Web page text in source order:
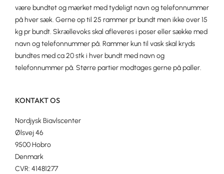
være bundtet og mærket med tydeligt navn og telefonnummer
på hver sæk. Gerne op til 25 rammer pr bundt men ikke over 15
kg pr bundt. Skrællevoks skal afleveres i poser eller sække med
navn og telefonnummer på. Rammer kun til vask skal kryds
bundtes med ca 20 stk i hver bundt med navn og
telefonnummer på. Større partier modtages gerne på paller.
KONTAKT OS
Nordjysk Biavlscenter
Ølsvej 46
9500 Hobro
Denmark
CVR: 41481277